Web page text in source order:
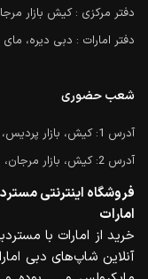
دفتر مرکزی : کیش بازار
دفتر امارات : دبی دیره، مای
شعب حضوری
آدرس 1: کیش، بازار پردیس، اسکارهوم
آدرس 2: کیش، بازار مرجان، اسکارهوم
فروشگاه اینترنتی
امارات
خرید از امارات با
آنلاین شاپ‌های دبی